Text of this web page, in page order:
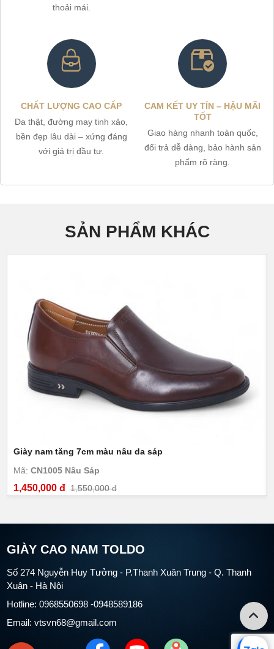
thoải mái.
CHẤT LƯỢNG CAO CẤP
Da thật, đường may tinh xảo,
bền đẹp lâu dài – xứng đáng
với giá trị đầu tư.
CAM KẾT UY TÍN – HẬU MÃI
TỐT
Giao hàng nhanh toàn quốc,
đổi trả dễ dàng, bảo hành sản
phẩm rõ ràng.
SẢN PHẨM KHÁC
Giày nam tăng 7cm màu nâu da sáp
Mã:CN1005 Nâu Sáp
1,450,000 đ 1,550,000 đ
GIÀY CAO NAM TOLDO
Số 274 Nguyễn Huy Tưởng - P.Thanh Xuân Trung - Q. Thanh
Xuân - Hà Nội
Hotline: 0968550698 -0948589186
Email: vtsvn68@gmail.com